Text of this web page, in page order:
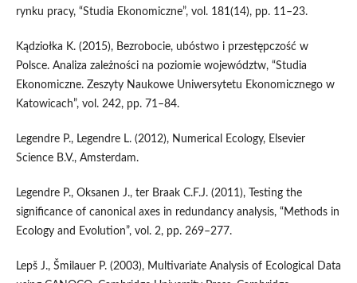
rynku pracy, “Studia Ekonomiczne”, vol. 181(14), pp. 11–23.
Kądziołka K. (2015), Bezrobocie, ubóstwo i przestępczość w
Polsce. Analiza zależności na poziomie województw, “Studia
Ekonomiczne. Zeszyty Naukowe Uniwersytetu Ekonomicznego w
Katowicach”, vol. 242, pp. 71–84.
Legendre P., Legendre L. (2012), Numerical Ecology, Elsevier
Science B.V., Amsterdam.
Legendre P., Oksanen J., ter Braak C.F.J. (2011), Testing the
significance of canonical axes in redundancy analysis, “Methods in
Ecology and Evolution”, vol. 2, pp. 269–277.
Lepš J., Šmilauer P. (2003), Multivariate Analysis of Ecological Data